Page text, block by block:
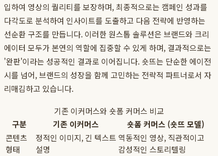
입하여 영상의 퀄리티를 보장하며, 최종적으로는 캠페인 성과를
다각도로 분석하여 인사이트를 도출하고 다음 전략에 반영하는
선순환 구조를 만듭니다. 이러한 원스톱 솔루션은 브랜드와 크리
에이터 모두가 본연의 역할에 집중할 수 있게 하며, 결과적으로는
'완판'이라는 성공적인 결과로 이어집니다. 숏뜨는 단순한 에이전
시를 넘어, 브랜드의 성장을 함께 고민하는 전략적 파트너로서 자
리매김하고 있습니다.
기존 이커머스와 숏폼 커머스 비교
구분
기존 이커머스
숏폼 커머스 (숏뜨 모델)
콘텐츠
형태
정적인 이미지, 긴 텍스트
설명
역동적인 영상, 직관적이고
감성적인 스토리텔링